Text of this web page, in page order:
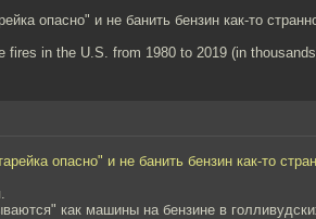
опасно" и не банить бензин как-то
fires in the U.S. from 1980 to 2019 (in
опасно" и не банить бензин как-то
как машины на бензине в